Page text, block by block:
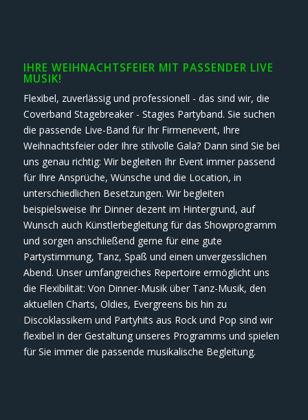
IHRE WEIHNACHTSFEIER MIT PASSENDER LIVE
MUSIK!
Flexibel, zuverlässig und professionell - das sind wir, die
Coverband Stagebreaker - Stagies Partyband. Sie suchen
die passende Live-Band für Ihr Firmenevent, Ihre
Weihnachtsfeier oder Ihre stilvolle Gala? Dann sind Sie bei
uns genau richtig: Wir begleiten Ihr Event immer passend
für Ihre Ansprüche, Wünsche und die Location, in
unterschiedlichen Besetzungen. Wir begleiten
beispielsweise Ihr Dinner dezent im Hintergrund, auf
Wunsch auch Künstlerbegleitung für das Showprogramm
und sorgen anschließend gerne für eine gute
Partystimmung, Tanz, Spaß und einen unvergesslichen
Abend. Unser umfangreiches Repertoire ermöglicht uns
die Flexibilität: Von Dinner-Musik über Tanz-Musik, den
aktuellen Charts, Oldies, Evergreens bis hin zu
Discoklassikern und Partyhits aus Rock und Pop sind wir
flexibel in der Gestaltung unseres Programms und spielen
für Sie immer die passende musikalische Begleitung.